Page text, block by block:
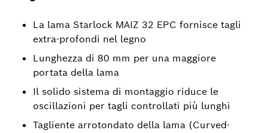
La lama Starlock MAIZ 32 EPC fornisce tagli
extra-profondi nel legno
Lunghezza di 80 mm per una maggiore
portata della lama
Il solido sistema di montaggio riduce le
oscillazioni per tagli controllati più lunghi
Tagliente arrotondato della lama (Curved-